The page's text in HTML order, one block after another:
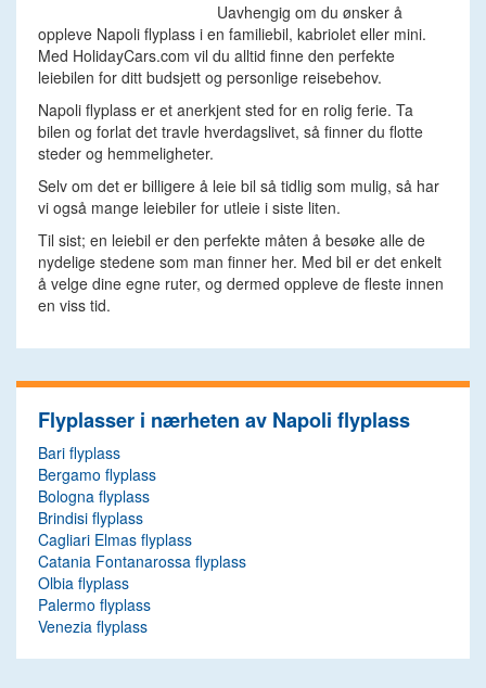
Uavhengig om du ønsker å
oppleve Napoli flyplass i en familiebil, kabriolet eller mini.
Med HolidayCars.com vil du alltid finne den perfekte
leiebilen for ditt budsjett og personlige reisebehov.
Napoli flyplass er et anerkjent sted for en rolig ferie. Ta
bilen og forlat det travle hverdagslivet, så finner du flotte
steder og hemmeligheter.
Selv om det er billigere å leie bil så tidlig som mulig, så har
vi også mange leiebiler for utleie i siste liten.
Til sist; en leiebil er den perfekte måten å besøke alle de
nydelige stedene som man finner her. Med bil er det enkelt
å velge dine egne ruter, og dermed oppleve de fleste innen
en viss tid.
Flyplasser i nærheten av Napoli flyplass
Bari flyplass
Bergamo flyplass
Bologna flyplass
Brindisi flyplass
Cagliari Elmas flyplass
Catania Fontanarossa flyplass
Olbia flyplass
Palermo flyplass
Venezia flyplass